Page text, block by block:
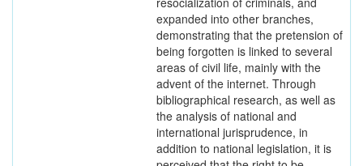
expanded into other branches,
demonstrating that the pretension of
being forgotten is linked to several
areas of civil life, mainly with the
advent of the internet. Through
bibliographical research, as well as
the analysis of national and
international jurisprudence, in
addition to national legislation, it is